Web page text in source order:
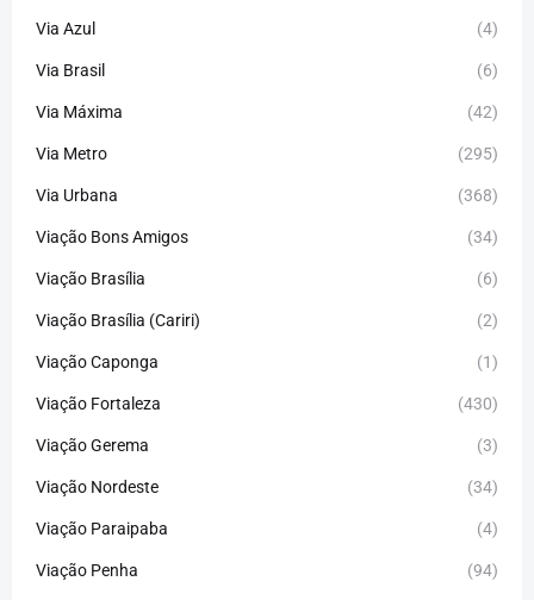
Via Azul (4)
Via Brasil (6)
Via Máxima (42)
Via Metro (295)
Via Urbana (368)
Viação Bons Amigos (34)
Viação Brasília (6)
Viação Brasília (Cariri) (2)
Viação Caponga (1)
Viação Fortaleza (430)
Viação Gerema (3)
Viação Nordeste (34)
Viação Paraipaba (4)
Viação Penha (94)